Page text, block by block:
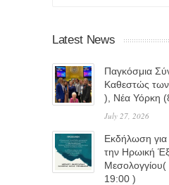
Latest News
Παγκόσμια
Καθεστώς
), Νέα Υόρκη
July 27, 2026
Eκδήλωση
την Ηρωική
19:00 )